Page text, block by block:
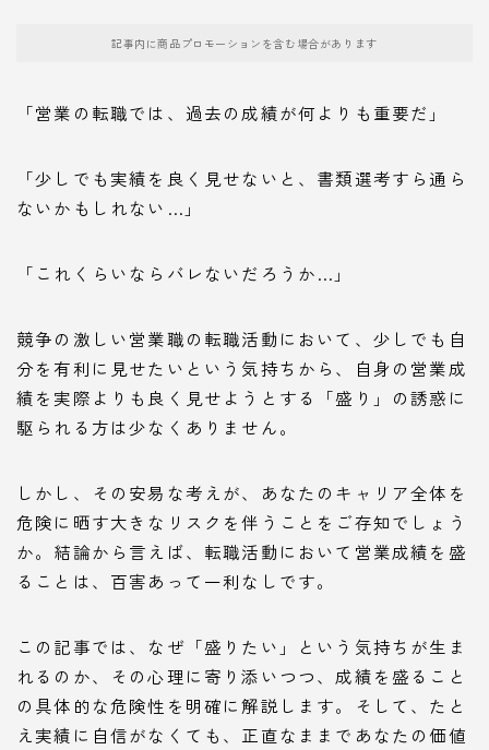
記事内に商品プロモーションを含む場合があります
「営業の転職では、過去の成績が何よりも重要だ」
「少しでも実績を良く見せないと、書類選考すら通ら
ないかもしれない…」
「これくらいならバレないだろうか…」
競争の激しい営業職の転職活動において、少しでも自
分を有利に見せたいという気持ちから、自身の営業成
績を実際よりも良く見せようとする「盛り」の誘惑に
駆られる方は少なくありません。
しかし、その安易な考えが、あなたのキャリア全体を
危険に晒す大きなリスクを伴うことをご存知でしょう
か。結論から言えば、転職活動において営業成績を盛
ることは、百害あって一利なしです。
この記事では、なぜ「盛りたい」という気持ちが生ま
れるのか、その心理に寄り添いつつ、成績を盛ること
の具体的な危険性を明確に解説します。そして、たと
え実績に自信がなくても、正直なままであなたの価値